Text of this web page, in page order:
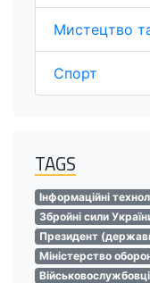
Мистецтво
Спорт
TAGS
Інформаційні
Збройні сили
Президент
Міністерство
Військовослужбовці